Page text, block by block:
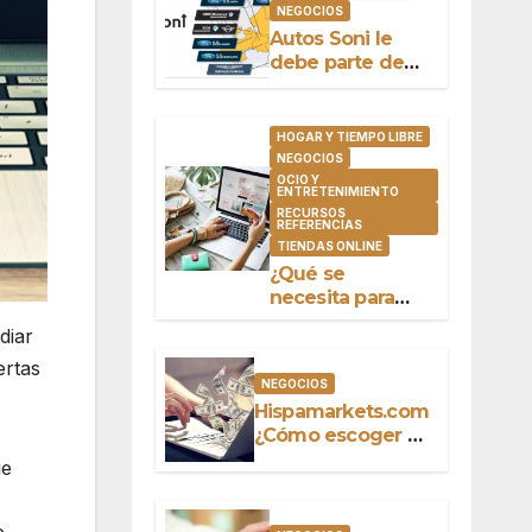
NEGOCIOS
Autos Soni le
debe parte de
su éxito a
Barrón
HOGAR Y TIEMPO LIBRE
NEGOCIOS
OCIO Y
ENTRETENIMIENTO
RECURSOS
REFERENCIAS
TIENDAS ONLINE
¿Qué se
necesita para
NEGOCIOS
Hispamarkets.com
¿Cómo escoger el
mejor bróker?